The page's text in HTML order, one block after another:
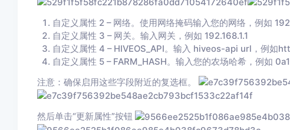
自定义属性 2 – 网络。使用网络掩码输入您的网络，例如
自定义属性 3 – 网关。输入网关，例如 192.168.1.1
自定义属性 4 – HIVEOS_API。输入 hiveos-api url，例如
自定义属性 5 – FARM_HASH。输入您的农场哈希，例如
注意：确保启用这些字段附近的复选框。
然后单击“更新属性”按钮